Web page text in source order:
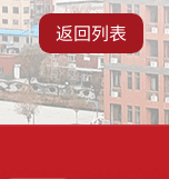
返回列表